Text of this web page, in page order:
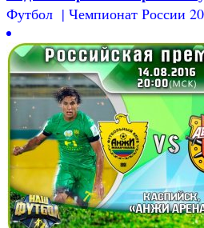
Футбол | Чемпионат России